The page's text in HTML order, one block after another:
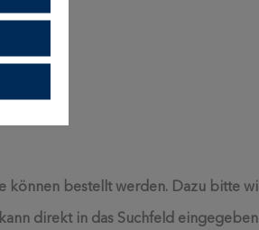
können bestellt werden. Dazu bitte
direkt in das Suchfeld